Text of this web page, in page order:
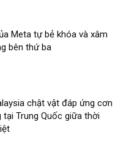
Meta tự bẻ khóa và xâm
bên thứ ba
chật vật đáp ứng cơn
Trung Quốc giữa thời